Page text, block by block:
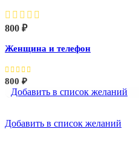
800 ₽
Женщина и телефон
800 ₽
Добавить в список желаний
Добавить в список желаний